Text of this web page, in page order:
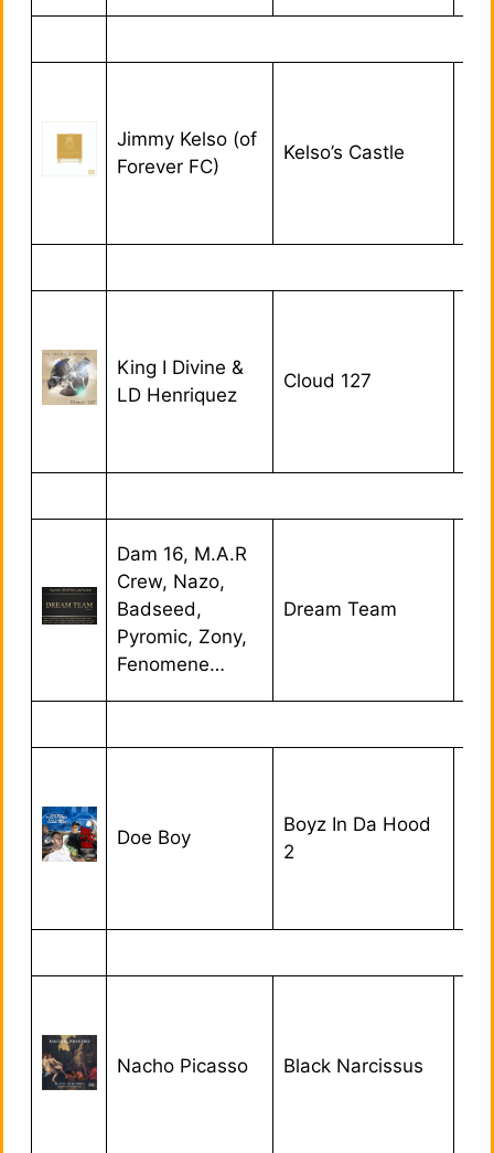
Jimmy Kelso (of
Forever FC)
Kelso’s Castle
King I Divine &
LD Henriquez
Cloud 127
Dam 16, M.A.R
Crew, Nazo,
Badseed,
Pyromic, Zony,
Fenomene…
Dream Team
Doe Boy
Boyz In Da Hood
2
Nacho Picasso Black Narcissus